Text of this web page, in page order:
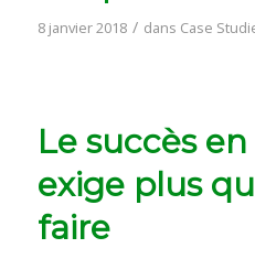
8 janvier 2018 / dans Case
Le succès
exige plus
faire